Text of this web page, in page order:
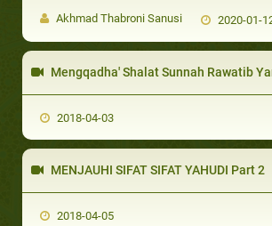
Akhmad Thabroni Sanusi 2020-01-
Mengqadha' Shalat Sunnah Rawatib
2018-04-03
MENJAUHI SIFAT SIFAT YAHUDI Part 2
2018-04-05